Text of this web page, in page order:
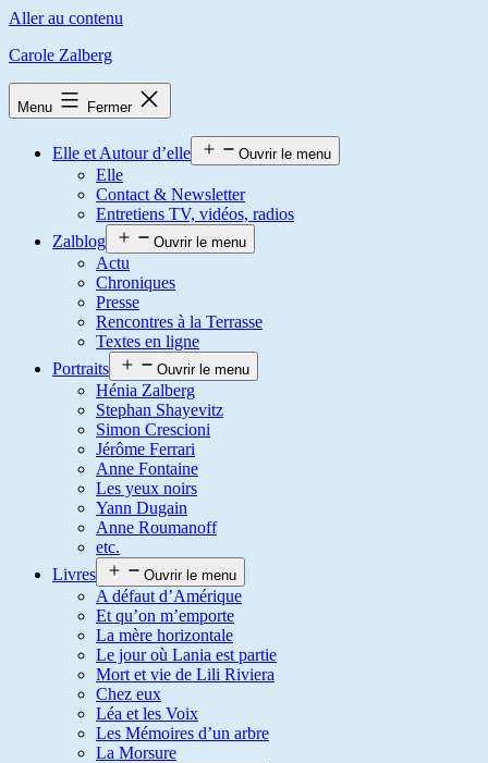
Aller au contenu
Carole Zalberg
Menu Fermer
Elle et Autour d’elle Ouvrir le menu
Elle
Contact & Newsletter
Entretiens TV, vidéos, radios
Zalblog
Ouvrir le menu
Actu
Chroniques
Presse
Rencontres à la Terrasse
Textes en ligne
Portraits
Ouvrir le menu
Hénia Zalberg
Stephan Shayevitz
Simon Crescioni
Jérôme Ferrari
Anne Fontaine
Les yeux noirs
Yann Dugain
Anne Roumanoff
etc.
Livres
Ouvrir le menu
A défaut d’Amérique
Et qu’on m’emporte
La mère horizontale
Le jour où Lania est partie
Mort et vie de Lili Riviera
Chez eux
Léa et les Voix
Les Mémoires d’un arbre
La Morsure